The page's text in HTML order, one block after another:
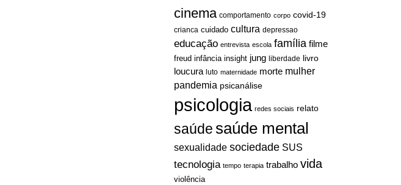
cinema comportamento corpo covid-19
crianca cuidado cultura depressao
educação entrevista escola família filme
freud infância insight jung liberdade livro
loucura luto maternidade morte mulher
pandemia psicanálise
psicologia redes sociais relato
saúdesaúde mental
sexualidade sociedade SUS
tecnologia tempo terapia trabalho vida
violência